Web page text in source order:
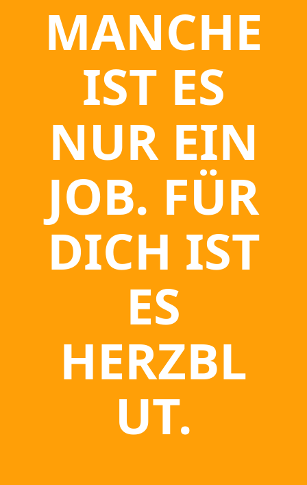
MANCHE
IST ES
NUR EIN
JOB. FÜR
DICH IST
ES
HERZBL
UT.